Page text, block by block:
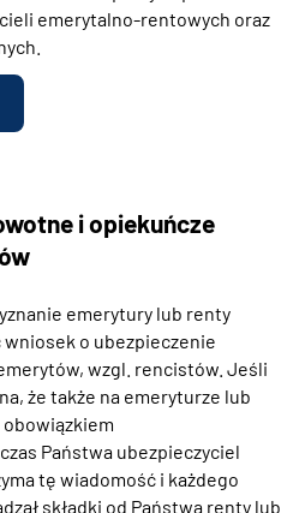
emerytalno-rentowych oraz
i opiekuńcze
emerytury lub renty
wniosek o ubezpieczenie
wzgl. rencistów. Jeśli
że także na emeryturze lub
Państwa ubezpieczyciel
tę wiadomość i każdego
składki od Państwa renty lub